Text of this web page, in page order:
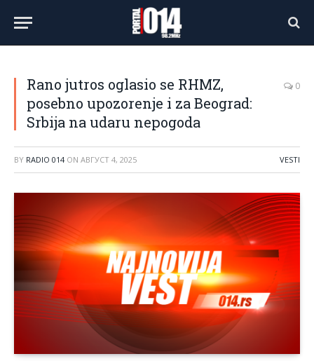
Rano jutros oglasio se RHMZ,
posebno upozorenje i za Beograd:
Srbija na udaru nepogoda
0
BY RADIO 014 ON АВГУСТ 4, 2025 VESTI